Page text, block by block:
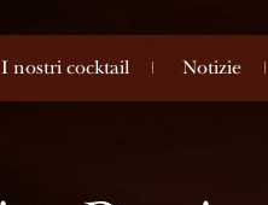
I nostri cocktail Notizie